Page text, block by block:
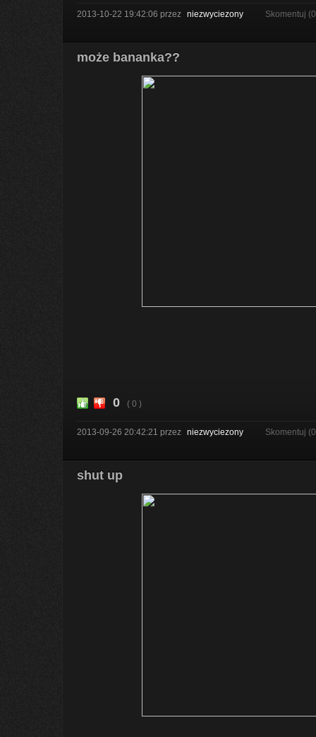
2013-10-22 19:42:06 przez niezwyciezony Skomentuj
może bananka??
0 ( 0 )
2013-09-26 20:42:21 przez niezwyciezony Skomentuj
shut up